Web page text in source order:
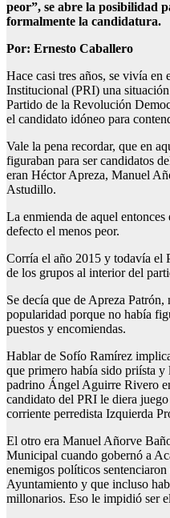
peor”, se abre la posibilidad
formalmente la candidatura.
Por: Ernesto Caballero
Hace casi tres años, se vivía
Institucional (PRI) una
Partido de la Revolución
el candidato idóneo para
Vale la pena recordar, que en
figuraban para ser candidatos
eran Héctor Apreza, Manuel
Astudillo.
La enmienda de aquel
defecto el menos peor.
Corría el año 2015 y todavía el
de los grupos al interior del
Se decía que de Apreza
popularidad porque no había
puestos y encomiendas.
Hablar de Sofío Ramírez
que primero había sido priísta
padrino Ángel Aguirre Rivero
candidato del PRI le diera
corriente perredista Izquierda
El otro era Manuel Añorve
Municipal cuando gobernó a
enemigos políticos
Ayuntamiento y que incluso
millonarios. Eso le impidió ser